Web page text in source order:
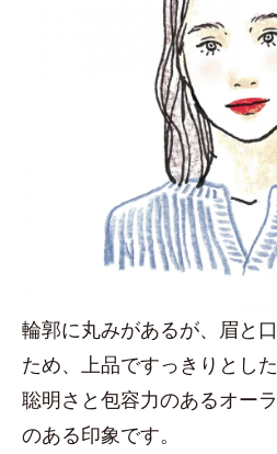
輪郭に丸みがあるが、眉と
ため、上品ですっきりとし
聡明さと包容力のあるオー
のある印象です。